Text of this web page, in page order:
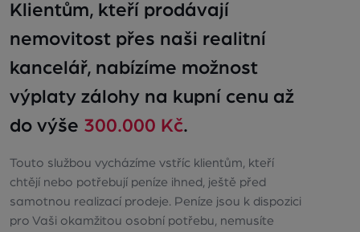
Klientům, kteří prodávají
nemovitost přes naši realitní
kancelář, nabízíme možnost
výplaty zálohy na kupní cenu až
do výše 300.000 Kč.
Touto službou vycházíme vstříc klientům, kteří
chtějí nebo potřebují peníze ihned, ještě před
samotnou realizací prodeje. Peníze jsou k dispozici
pro Vaši okamžitou osobní potřebu, nemusíte